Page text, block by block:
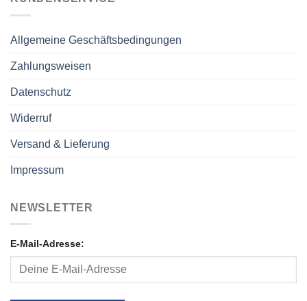
Allgemeine Geschäftsbedingungen
Zahlungsweisen
Datenschutz
Widerruf
Versand & Lieferung
Impressum
NEWSLETTER
E-Mail-Adresse: